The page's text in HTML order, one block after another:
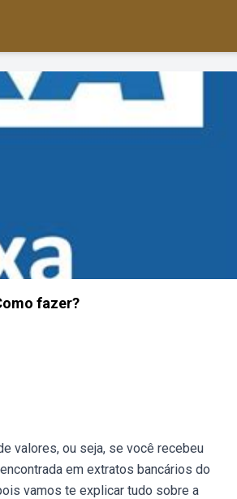
fazer?
valores, ou seja, se você recebeu
em extratos bancários do
vamos te explicar tudo sobre a